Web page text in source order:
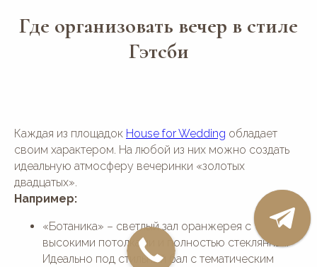
Где организовать вечер в стиле
Гэтсби
Каждая из площадок House for Wedding обладает
своим характером. На любой из них можно создать
идеальную атмосферу вечеринки «золотых
двадцатых».
Например:
«Ботаника» – светлый зал оранжерея с
высокими потолками и полностью стеклянная.
Идеально под стильный бал с тематическим